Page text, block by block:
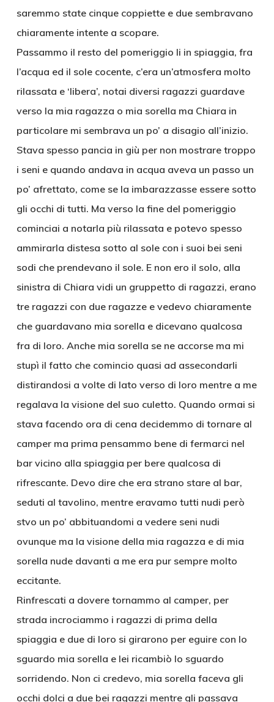
saremmo state cinque coppiette e due sembravano
chiaramente intente a scopare.
Passammo il resto del pomeriggio li in spiaggia, fra
l’acqua ed il sole cocente, c’era un’atmosfera molto
rilassata e ‘libera’, notai diversi ragazzi guardave
verso la mia ragazza o mia sorella ma Chiara in
particolare mi sembrava un po’ a disagio all’inizio.
Stava spesso pancia in giù per non mostrare troppo
i seni e quando andava in acqua aveva un passo un
po’ afrettato, come se la imbarazzasse essere sotto
gli occhi di tutti. Ma verso la fine del pomeriggio
cominciai a notarla più rilassata e potevo spesso
ammirarla distesa sotto al sole con i suoi bei seni
sodi che prendevano il sole. E non ero il solo, alla
sinistra di Chiara vidi un gruppetto di ragazzi, erano
tre ragazzi con due ragazze e vedevo chiaramente
che guardavano mia sorella e dicevano qualcosa
fra di loro. Anche mia sorella se ne accorse ma mi
stupì il fatto che comincio quasi ad assecondarli
distirandosi a volte di lato verso di loro mentre a me
regalava la visione del suo culetto. Quando ormai si
stava facendo ora di cena decidemmo di tornare al
camper ma prima pensammo bene di fermarci nel
bar vicino alla spiaggia per bere qualcosa di
rifrescante. Devo dire che era strano stare al bar,
seduti al tavolino, mentre eravamo tutti nudi però
stvo un po’ abbituandomi a vedere seni nudi
ovunque ma la visione della mia ragazza e di mia
sorella nude davanti a me era pur sempre molto
eccitante.
Rinfrescati a dovere tornammo al camper, per
strada incrociammo i ragazzi di prima della
spiaggia e due di loro si girarono per eguire con lo
sguardo mia sorella e lei ricambiò lo sguardo
sorridendo. Non ci credevo, mia sorella faceva gli
occhi dolci a due bei ragazzi mentre gli passava